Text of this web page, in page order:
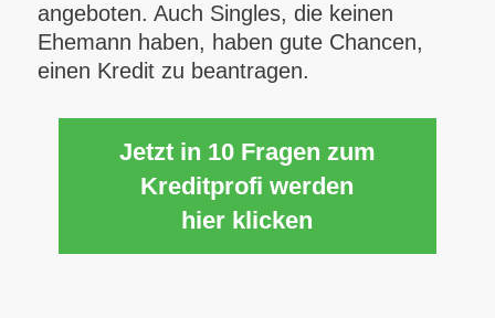
angeboten. Auch Singles, die keinen
Ehemann haben, haben gute Chancen,
einen Kredit zu beantragen.
Jetzt in 10 Fragen zum
Kreditprofi werden
hier klicken